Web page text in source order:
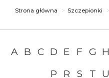
Strona główna Szczepionki
A B C D E F G H
P
R S T U